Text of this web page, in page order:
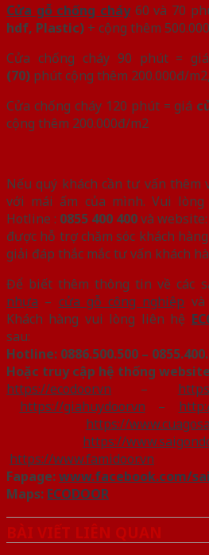
Cửa gỗ chống cháy60 và 70
hdf, Plastic) + cộng thêm
Cửa chống cháy 90 phút = giá
(70) phút cộng thêm 200.000đ/m2,
Cửa chống cháy 120 phút = giá
cộng thêm 200.000đ/m2
Nếu quý khách cần tư vấn thêm
với mái ấm của mình. Vui
Hotline : 0855 400 400và website:
được hỗ trợ chăm sóc khách
giải đáp thắc mắc tư vấn khách
Để biết thêm thông tin về các
nhựa – cửa gỗ công nghiệp
Khách hàng vui lòng liên hệ
sau:
Hotline: 0886.500.500 –
Hoặc truy cập hệ thống
https://ecodoor.vn –
https://giahuydoor.vn –
https://
https://
https://www.famidoor.vn
Fapage:www.facebook.com/
Maps: ECODOOR
BÀI VIẾT LIÊN QUAN